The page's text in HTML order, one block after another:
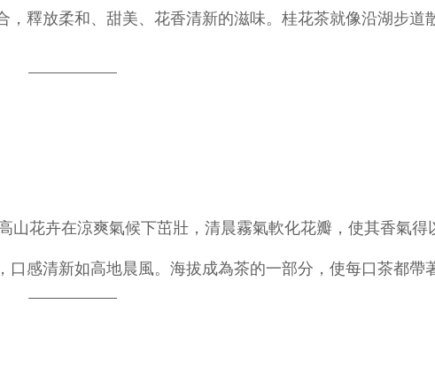
釋放柔和、甜美、花香清新的滋味。桂花茶就像沿湖步道
花卉在涼爽氣候下茁壯，清晨霧氣軟化花瓣，使其香氣得
感清新如高地晨風。海拔成為茶的一部分，使每口茶都帶